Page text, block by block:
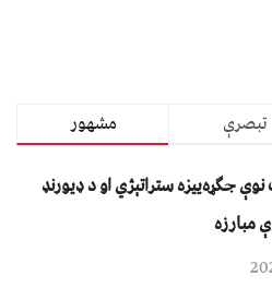
مشهور تبصرې
جګړه‌ییزه ستراتېژي او د ډیورنډ
مبارزه